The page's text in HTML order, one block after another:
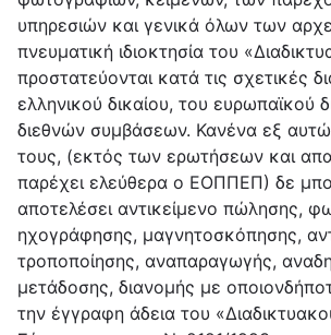
υπηρεσιών και γενικά όλων των
πνευματική ιδιοκτησία του
προστατεύονται κατά τις σχετικές
ελληνικού δικαίου, του ευρωπαϊκού
διεθνών συμβάσεων. Κανένα εξ
τους, (εκτός των ερωτήσεων και
παρέχει ελεύθερα ο ΕΟΠΠΕΠ) δε
αποτελέσει αντικείμενο πώλησης,
ηχογράφησης, μαγνητοσκόπησης,
τροποποίησης, αναπαραγωγής,
μετάδοσης, διανομής με
την έγγραφη άδεια του